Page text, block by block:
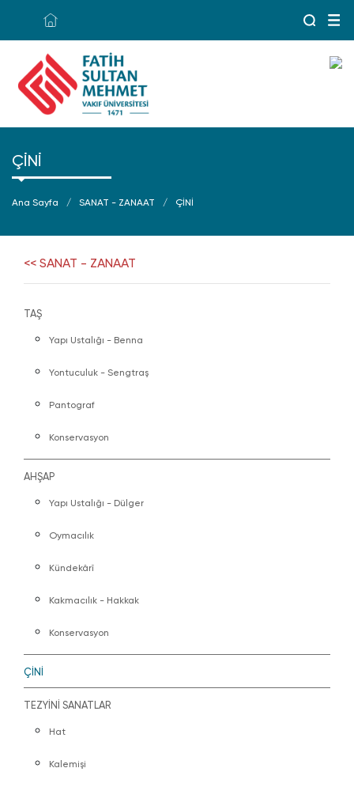
ÇİNİ
Ana Sayfa SANAT - ZANAAT ÇİNİ
<< SANAT - ZANAAT
TAŞ
Yapı Ustalığı - Benna
Yontuculuk - Sengtraş
Pantograf
Konservasyon
AHŞAP
Yapı Ustalığı - Dülger
Oymacılık
Kündekârî
Kakmacılık - Hakkak
Konservasyon
ÇİNİ
TEZYİNİ SANATLAR
Hat
Kalemişi